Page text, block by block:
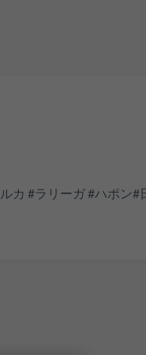
カ #ラリーガ #ハポン#